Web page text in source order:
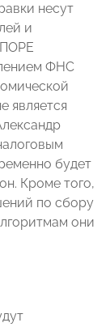
несут
и
ФНС
является
будет
Кроме того,
по сбору
они